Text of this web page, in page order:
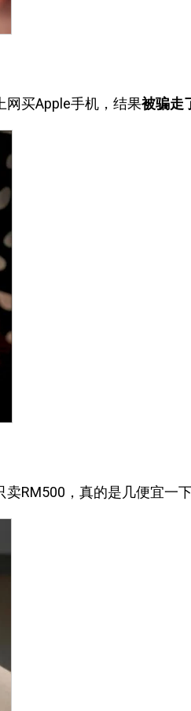
网买Apple手机，结果被骗走
RM500，真的是几便宜一下